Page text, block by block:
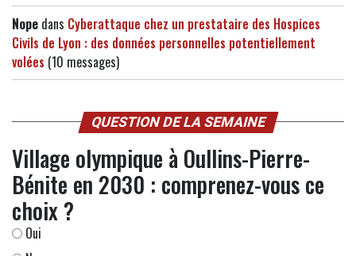
Nope dans Cyberattaque chez un prestataire des Hospices
Civils de Lyon : des données personnelles potentiellement
volées (10 messages)
QUESTION DE LA SEMAINE
Village olympique à Oullins-Pierre-
Bénite en 2030 : comprenez-vous ce
choix ?
Oui